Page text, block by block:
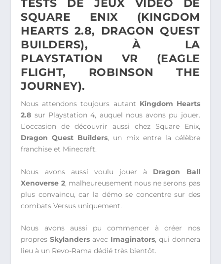
TESTS DE JEUX VIDÉO DE
SQUARE ENIX (KINGDOM
HEARTS 2.8, DRAGON QUEST
BUILDERS), À LA
PLAYSTATION VR (EAGLE
FLIGHT, ROBINSON THE
JOURNEY).
Nous attendons toujours autant Kingdom Hearts
2.8 sur Playstation 4, auquel nous avons pu jouer.
L’occasion de découvrir aussi chez Square Enix,
Dragon Quest Builders, un mix entre la célèbre
franchise et Minecraft.
Nous avons aussi voulu jouer à Dragon Ball
Xenoverse 2, malheureusement nous ne serons pas
plus convaincu, car la démo se concentre sur des
combats Versus uniquement.
Nous avons aussi pu commencer à créer nos
propresSkylanders avec Imaginators, qui donnera
lieu à un Revo-Rama dédié très bientôt.